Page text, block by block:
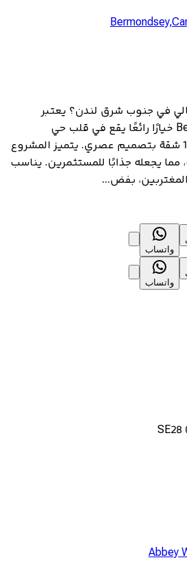
Bermondsey,
في جنوب شرق لندن؟ يعتبر
مشروع Bermondsey Place خيارًا رائعًا يقع في قلب حي
Bermondsey، ويضم 1300 شقة بتصميم عصري. يتميز المشروع
مما يجعله جذابًا للمستثمرين. يناسب
بفض...
واتساب
واتساب
Abbey